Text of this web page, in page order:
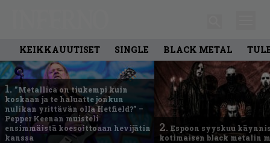
KEIKKAUUTISET SINGLE BLACK METAL
1. ”Metallica on tiukempi kuin
koskaan ja te haluatte jonkun
nulikan yrittävän olla Hetfield?” –
Pepper Keenan muisteli
ensimmäistä koesoittoaan hevijätin
kanssa
2. Espoon syyskuu
kotimaisen black metalin